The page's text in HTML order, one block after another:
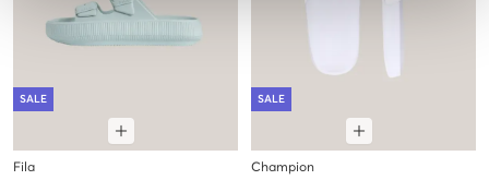
SALE
Fila
SALE
Champion